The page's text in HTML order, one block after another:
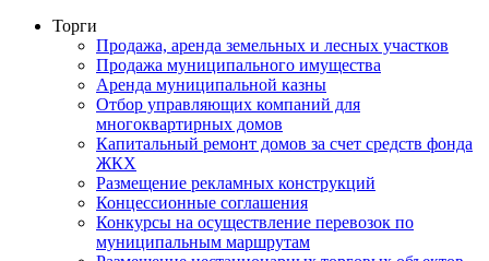
Торги
Продажа, аренда земельных и лесных участков
Продажа муниципального имущества
Аренда муниципальной казны
Отбор управляющих компаний для
многоквартирных домов
Капитальный ремонт домов за счет средств фонда
ЖКХ
Размещение рекламных конструкций
Концессионные соглашения
Конкурсы на осуществление перевозок по
муниципальным маршрутам